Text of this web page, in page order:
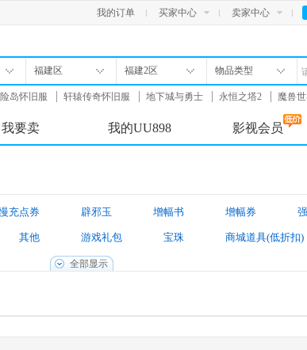
我的订单 买家中心 卖家中心
福建区 福建2区 物品类型
岛怀旧服 轩辕传奇怀旧服 地下城与勇士 永恒之塔2 魔兽
我要卖 我的UU898 影视会员
充点券 辟邪玉 增幅书 增幅券
其他 游戏礼包 宝珠 商城道具(低折扣)
游戏账号
全部显示